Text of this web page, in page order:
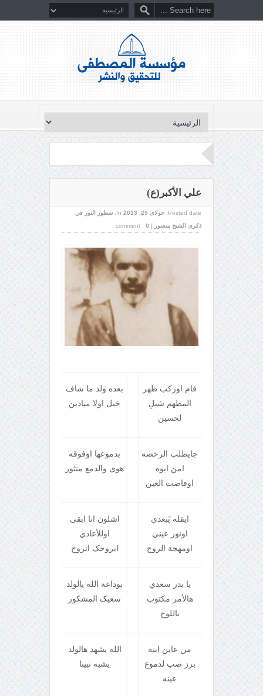
علي الأکبر(ع)
Posted date: جولای 25, 2013 In:
سطور النور في
ذكرى الشيخ منصور
|
comment : 0
قام اورکب ظهر
المطهم شبلِ
لحسين
بعده ولد ما شاف
خيل اولا ميادين
جايطلب الرخصه
امن ابوه
اوفاضت العين
بدموعها اوفوقه
هوی والدمع منثور
ايقله يَبعدي
اونور عيني
اومهجة الروح
اشلون انا ابقی
اوللأعادي
ابروحک اتروح
يا بدر سعدي
هالأمر مکتوب
باللوح
بوداعة الله يالولد
سعيک المشکور
من عاين ابنه
برز صب لدموع
عينه
الله يشهد هالولد
يشبه نبينا